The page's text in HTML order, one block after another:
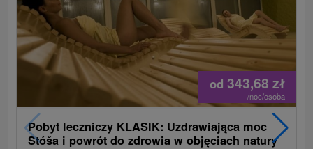
od 343,68zł
/noc/osoba
Pobyt leczniczy KLASIK: Uzdrawiająca moc
Stóša i powrót do zdrowia w objęciach natury